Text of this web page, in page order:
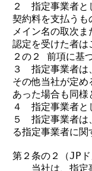
２　指定事業者
契約料を支払う
メイン名の取次
認定を受けた者は
２の２ 前項に基
３　指定事業者
その他当社が定
あった場合も同様
４　指定事業者
５　指定事業者
る指定事業者に関
第２条の２（JPド
当社は、指定事